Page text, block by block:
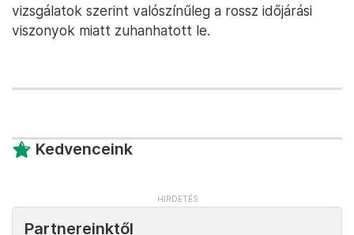
vizsgálatok szerint valószínűleg a rossz időjárási
viszonyok miatt zuhanhatott le.
Kedvenceink
Partnereinktől